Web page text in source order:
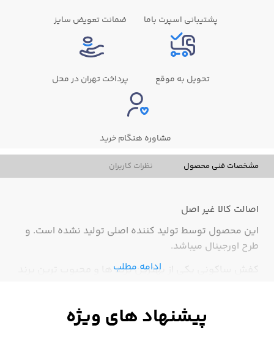
پشتیبانی اسپرت باما ضمانت تعویض سایز
تحویل به موقع پرداخت تهران در محل
مشاوره هنگام خرید
مشخصات فنی محصول نظرات کاربران
اصالت کالا غیر اصل
این محصول توسط تولید کننده اصلی تولید نشده است. و
طرح اورجینال میباشد.
کفش ساکونی یکی از بهترین برند ها و محبوب ترین برند
ادامه مطلب